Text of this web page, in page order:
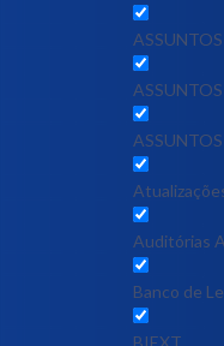
Auditórias
Banco de